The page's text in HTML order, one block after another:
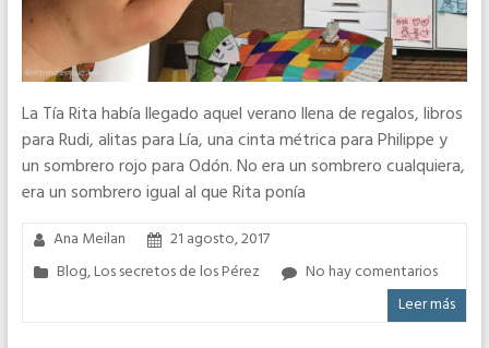
La Tía Rita había llegado aquel verano llena de regalos, libros
para Rudi, alitas para Lía, una cinta métrica para Philippe y
un sombrero rojo para Odón. No era un sombrero cualquiera,
era un sombrero igual al que Rita ponía
Ana Meilan
21 agosto, 2017
Blog,Los secretos de los Pérez
No hay comentarios
Leer más